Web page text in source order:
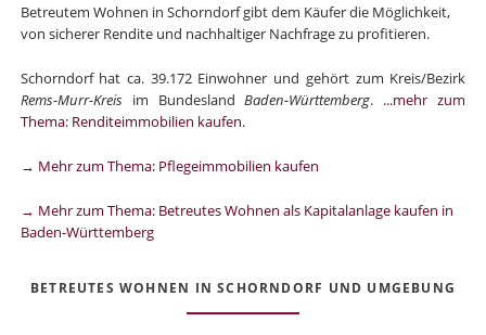
Betreutem Wohnen in Schorndorf gibt dem Käufer die Möglichkeit,
von sicherer Rendite und nachhaltiger Nachfrage zu profitieren.
Schorndorf hat ca. 39.172 Einwohner und gehört zum Kreis/Bezirk
Rems-Murr-Kreisim BundeslandBaden-Württemberg. ...mehr zum
Thema: Renditeimmobilien kaufen.
→ Mehr zum Thema: Pflegeimmobilien kaufen
→ Mehr zum Thema: Betreutes Wohnen als Kapitalanlage kaufen in
Baden-Württemberg
BETREUTES WOHNEN IN SCHORNDORF UND UMGEBUNG